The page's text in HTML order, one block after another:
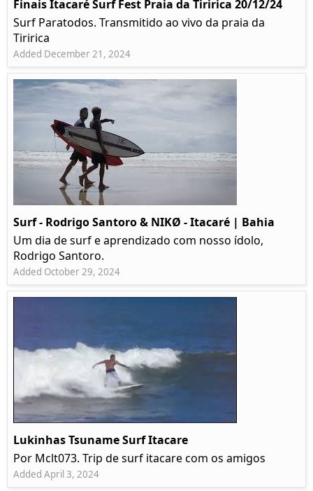
Finais Itacaré Surf Fest Praia da Tiririca 20/12/24
Surf Paratodos. Transmitido ao vivo da praia da
Tiririca
Added December 21, 2024
Surf - Rodrigo Santoro & NIKØ - Itacaré | Bahia
Um dia de surf e aprendizado com nosso ídolo,
Rodrigo Santoro.
Added October 29, 2024
Lukinhas Tsuname Surf Itacare
Por Mclt073. Trip de surf itacare com os amigos
Added April 3, 2024